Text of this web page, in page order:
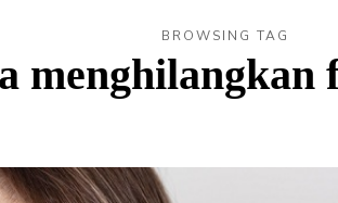
BROWSING TAG
menghilangkan